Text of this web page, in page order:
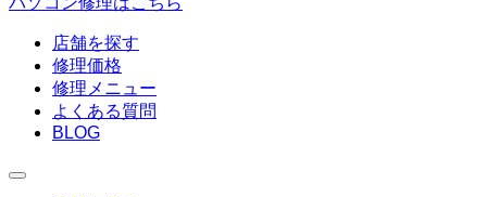
店舗を探す
修理価格
修理メニュー
よくある質問
BLOG